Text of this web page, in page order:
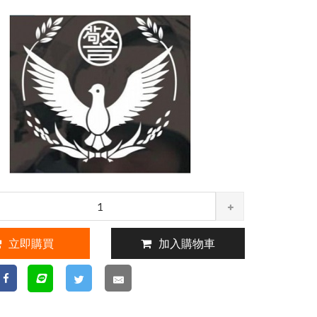
立即購買 加入購物車